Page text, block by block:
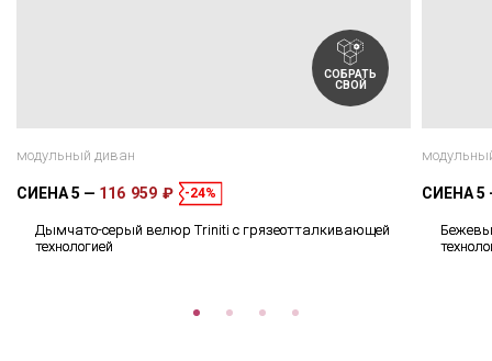
СОБРАТЬ
СВОЙ
модульный диван
СИЕНА 5 116 959 ₽ -24%
Дымчато-серый велюр Triniti с грязеотталкивающей
технологией
СИЕНА 5